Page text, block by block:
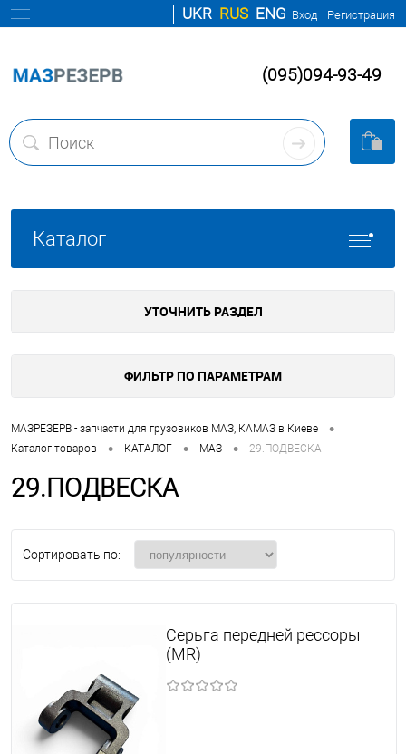
Вход Регистрация
UKR RUS ENG
(095)094-93-49
Каталог
УТОЧНИТЬ РАЗДЕЛ
ФИЛЬТР ПО ПАРАМЕТРАМ
МАЗРЕЗЕРВ - запчасти для грузовиков МАЗ, КАМАЗ в Киеве •
Каталог товаров • КАТАЛОГ • МАЗ • 29.ПОДВЕСКА
29.ПОДВЕСКА
Сортировать по:
Серьга передней рессоры
(MR)